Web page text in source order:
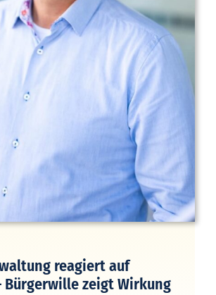
reagiert auf
Bürgerwille zeigt Wirkung